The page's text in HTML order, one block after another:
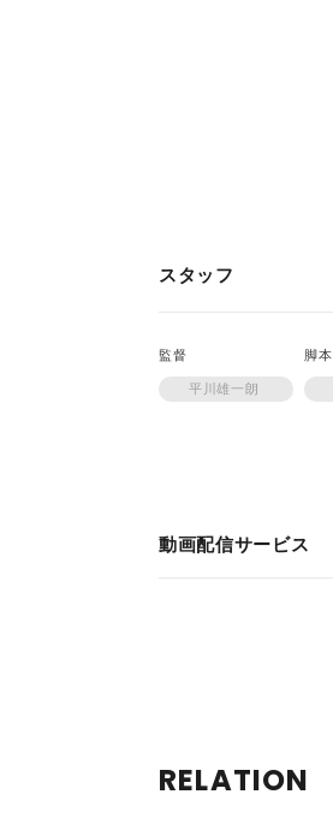
スタッフ
監督
平川雄一朗
脚本
動画配信サービス
RELATION